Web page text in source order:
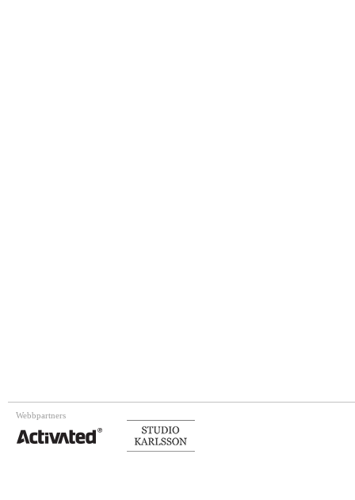
Webbpartners